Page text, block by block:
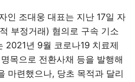
인 조대웅 대표는 지난 17일 자
부정거래) 혐의로 구속 기소
2021년 9월 코로나19 치료제
목으로 전환사채 등을 발행해
마련했으나, 당초 목적과 달리